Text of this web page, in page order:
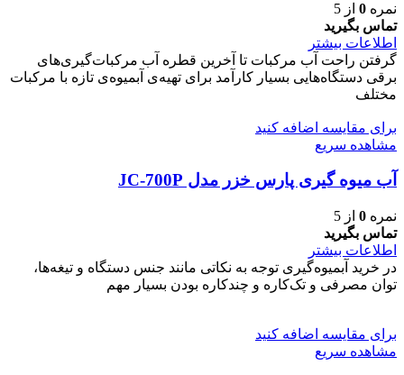
نمره 0 از 5
تماس بگیرید
اطلاعات بیشتر
گرفتن راحت آب مرکبات تا آخرین قطره آب مرکبات‌گیری‌های
برقی دستگاه‌هایی بسیار کارآمد برای تهیه‌ی آبمیوه‌ی تازه با مرکبات
مختلف
برای مقایسه اضافه کنید
مشاهده سریع
آب میوه گیری پارس خزر مدل JC-700P
نمره 0 از 5
تماس بگیرید
اطلاعات بیشتر
در خرید آبمیوه‌گیری توجه به نکاتی مانند جنس دستگاه و تیغه‌ها،
توان مصرفی و تک‌کاره و چندکاره بودن بسیار مهم
برای مقایسه اضافه کنید
مشاهده سریع